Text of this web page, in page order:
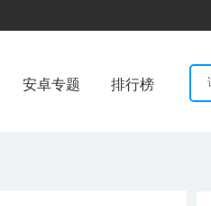
安卓专题 排行榜